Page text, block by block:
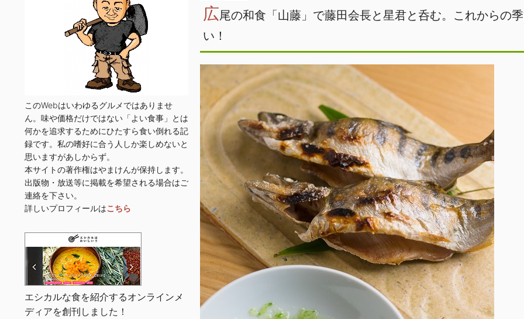
広尾の和食「山藤」で藤田会長と星君と呑む。これからの
い！
このWebはいわゆるグルメではありませ
ん。味や価格だけではない「よい食事」とは
何かを追求するためにひたすら食い倒れる記
録です。私の嗜好に合う人しか楽しめないと
思いますがあしからず。
本サイトの著作権はやまけんが保持します。
出版物・放送等に掲載を希望される場合はご
連絡を下さい。
詳しいプロフィールはこちら
エシカルな食を紹介するオンラインメ
ディアを創刊しました！